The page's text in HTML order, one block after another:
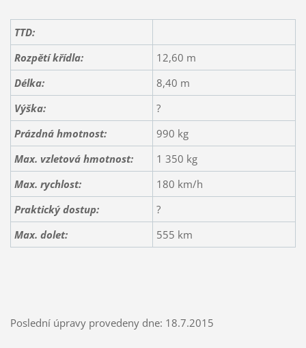
TTD:
Rozpětí křídla:
12,60 m
Délka:
8,40 m
Výška:
?
Prázdná hmotnost:
990 kg
Max. vzletová hmotnost:
1 350 kg
Max. rychlost:
180 km/h
Praktický dostup:
?
Max. dolet:
555 km
Poslední úpravy provedeny dne: 18.7.2015